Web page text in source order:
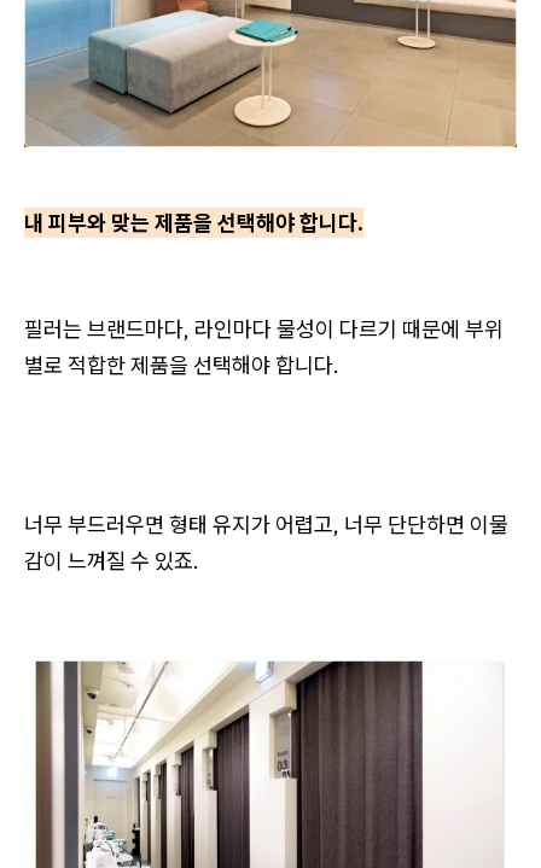
내 피부와 맞는 제품을 선택해야 합니다.
필러는 브랜드마다, 라인마다 물성이 다르기 때문에 부위
별로 적합한 제품을 선택해야 합니다.
너무 부드러우면 형태 유지가 어렵고, 너무 단단하면 이물
감이 느껴질 수 있죠.